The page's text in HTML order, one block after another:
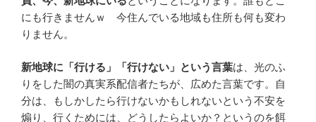
にも行きませんｗ 今住んでいる地域も住所も何も変わ
りません。
新地球に「行ける」「行けない」という言葉は、光のふ
りをした闇の真実系配信者たちが、広めた言葉です。自
分は、もしかしたら行けないかもしれないという不安を
煽り、行くためには、どうしたらよいか？というのを餌